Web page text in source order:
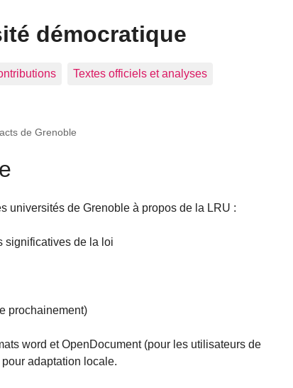
démocratique
Textes officiels et analyses
de Grenoble
universités de Grenoble à propos de la LRU :
significatives de la loi
prochainement)
word et OpenDocument (pour les utilisateurs de
adaptation locale.